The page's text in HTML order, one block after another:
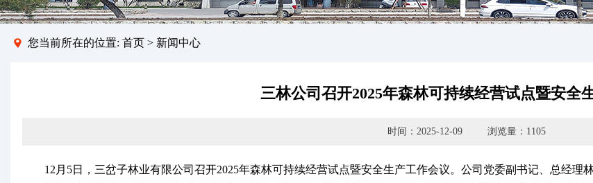
您当前所在的位置: 首页 > 新闻中心
三林公司召开2025年森林可持续经营试点暨安全
时间：2025-12-09 浏览量：1105
12月5日，三岔子林业有限公司召开2025年森林可持续经营试点暨安全生产工作会议。公司党委副书记、总经理林